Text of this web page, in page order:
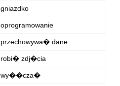
gniazdko
oprogramowanie
przechowywa� dane
robi� zdj�cia
wy��cza�